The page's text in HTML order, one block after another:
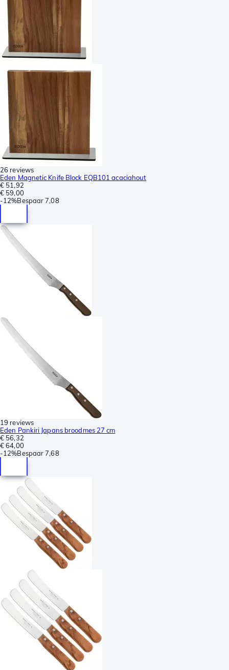
26 reviews
Eden Magnetic Knife Block EQB101 acaciahout
€ 51,92
€ 59,00
-12%Bespaar 7,08
19 reviews
Eden Pankiri Japans broodmes 27 cm
€ 56,32
€ 64,00
-12%Bespaar 7,68